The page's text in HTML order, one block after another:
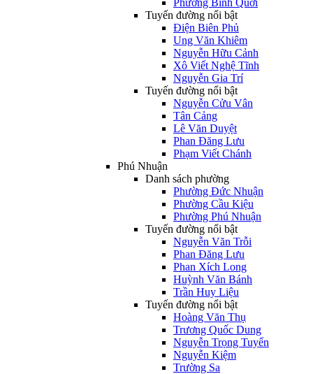
Phường Bình Quới
Tuyến đường nổi bật
Điện Biên Phủ
Ung Văn Khiêm
Nguyễn Hữu Cảnh
Xô Viết Nghệ Tĩnh
Nguyễn Gia Trí
Tuyến đường nổi bật
Nguyễn Cửu Vân
Tân Cảng
Lê Văn Duyệt
Phan Đăng Lưu
Phạm Viết Chánh
Phú Nhuận
Danh sách phường
Phường Đức Nhuận
Phường Cầu Kiệu
Phường Phú Nhuận
Tuyến đường nổi bật
Nguyễn Văn Trỗi
Phan Đăng Lưu
Phan Xích Long
Huỳnh Văn Bánh
Trần Huy Liệu
Tuyến đường nổi bật
Hoàng Văn Thụ
Trương Quốc Dung
Nguyễn Trọng Tuyển
Nguyễn Kiệm
Trường Sa